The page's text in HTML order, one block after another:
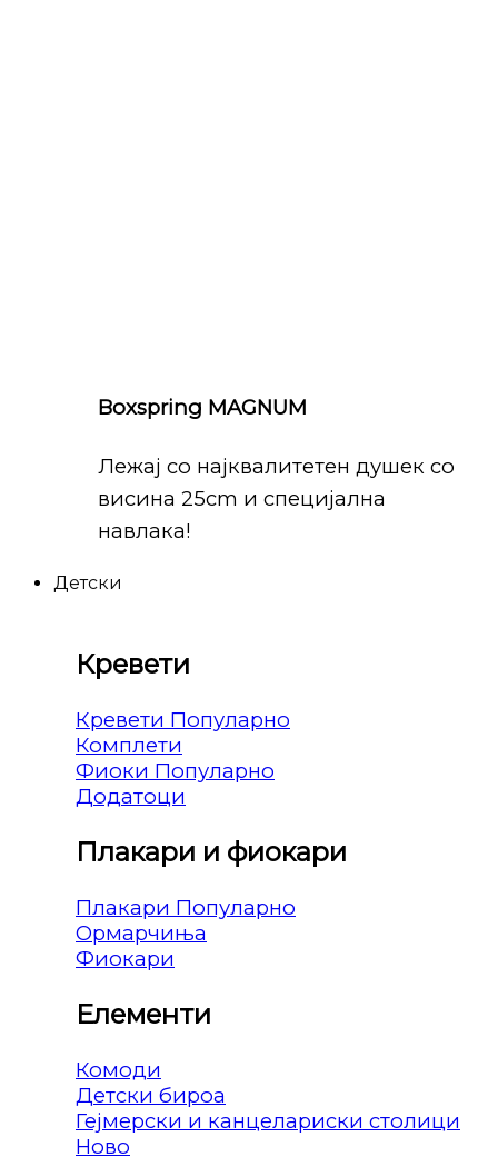
Boxspring MAGNUM
Лежај со најквалитетен душек со
висина 25cm и специјална
навлака!
Детски
Кревети
Кревети
Комплети
Фиоки
Додатоци
Плакари и фиокари
Плакари
Ормарчиња
Фиокари
Елементи
Комоди
Детски бироа
Гејмерски и канцелариски столици